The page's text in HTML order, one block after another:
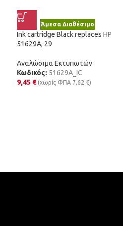
Άμεσα Διαθέσιμο
Ink cartridge Black replaces HP
51629A, 29
Αναλώσιμα Εκτυπωτών
Κωδικός: 51629A_IC
9,45 € (χωρίς ΦΠΑ 7,62 €)